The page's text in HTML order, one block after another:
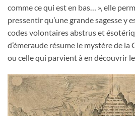
comme ce qui est en bas… », elle
pressentir qu’une grande sagesse y
codes volontaires abstrus et
d’émeraude résume le mystère de la
ou celle qui parvient à en découvrir